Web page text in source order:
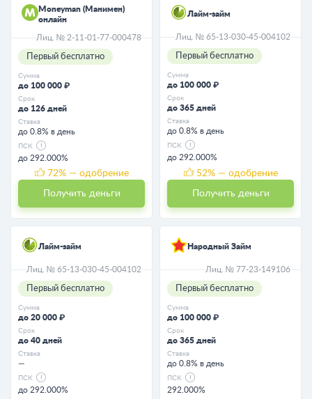
Moneyman (Манимен)
онлайн
Лиц. № 2-11-01-77-000478
Первый бесплатно
Сумма
до 100 000 ₽
Срок
до 126 дней
Ставка
до 0.8% в день
ПСК
до 292.000%
72% — одобрение
Получить деньги
Лайм-займ
Лиц. № 65-13-030-45-004102
Первый бесплатно
Сумма
до 100 000 ₽
Срок
до 365 дней
Ставка
до 0.8% в день
ПСК
до 292.000%
52% — одобрение
Получить деньги
Лайм-займ
Лиц. № 65-13-030-45-004102
Первый бесплатно
Сумма
до 20 000 ₽
Срок
до 40 дней
Ставка
—
ПСК
до 292.000%
Народный Займ
Лиц. № 77-23-149106
Первый бесплатно
Сумма
до 100 000 ₽
Срок
до 365 дней
Ставка
до 0.8% в день
ПСК
292.000%